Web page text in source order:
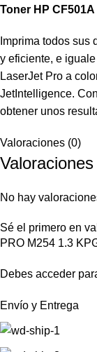
Toner HP
Imprima todos sus
y eficiente, e
LaserJet Pro a
JetIntelligence.
obtener unos
Valoraciones (0)
Valoraciones
No hay
Sé el primero en
PRO M254 1.3
Debes acceder
Envío y Entrega